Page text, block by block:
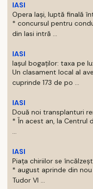
IASI
Opera Iași, luptă finală
* concursul pentru
din Iasi intră ...
IASI
Iașul bogaților: taxa pe
Un clasament local al
cuprinde 173 de po ...
IASI
Două noi transplanturi
* În acest an, la Centrul
...
IASI
Piața chiriilor se
* august aprinde din
Tudor Vl ...